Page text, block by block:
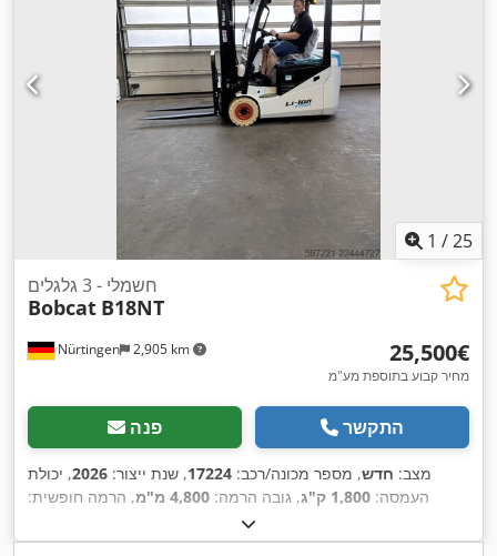
1 /25
Nürtingen 2,905 km
חשמלי - 3 גלגלים
Bobcat B18NT
‏25,500 ‏€
מחיר קבוע בתוספת מע"מ
פנה התקשר
מצב: חדש, מספר מכונה/רכב: 17224, שנת ייצור: 2026, יכולת
העמסה: 1,800 ק"ג , גובה הרמה: 4,800 מ"מ
, הרמה חופשית:
500 מ"מ
טריפלקס, גובה בנייה:2,215 מ"מ , מתח סוללה: 51.2 V, אורך